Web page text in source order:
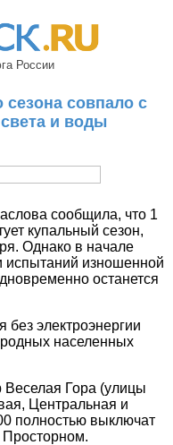
России
сезона совпало с
и воды
сообщила, что 1
купальный сезон,
Однако в начале
испытаний изношенной
останется
электроэнергии
населенных
Веселая Гора (улицы
Центральная и
полностью выключат
Просторном.